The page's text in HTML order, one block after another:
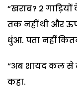
“खराब? 2
तक नहीं थी और
धुंआ. पता नहीं
“अब शायद कल से
कहा.